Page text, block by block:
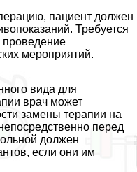
пациент должен
Требуется
проведение
мероприятий.
вида для
врач может
замены терапии на
перед
должен
если они им